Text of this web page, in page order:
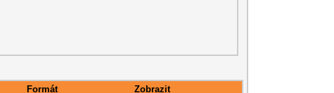
Formát Zobrazit